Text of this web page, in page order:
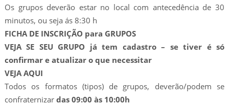
Os grupos deverão estar no local com antecedência de 30
minutos, ou seja ás 8:30 h
FICHA DE INSCRIÇÃO para GRUPOS
VEJA SE SEU GRUPO já tem cadastro – se tiver é só
confirmar e atualizar o que necessitar
VEJA AQUI
Todos os formatos (tipos) de grupos, deverão/podem se
confraternizardas 09:00 às 10:00h